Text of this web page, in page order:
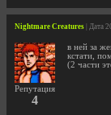
Nightmare Creatures | Дата
Репутация
4
в ней за
кстати,
(2 части